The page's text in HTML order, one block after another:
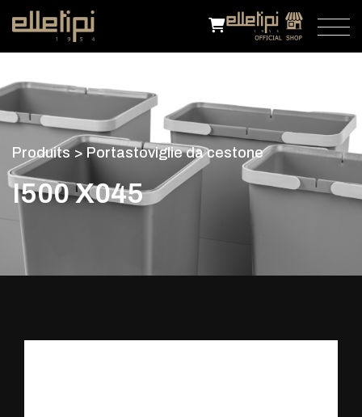
Produits > Portastoviglie da cestone
I500X045